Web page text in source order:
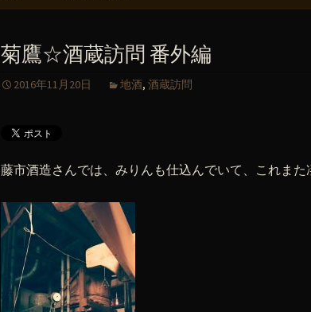
菊鷹☆酒蔵訪問 番外編
2016年11月20日 地酒, 酒蔵訪問
藤市酒造さんでは、みりんも仕込んでいて、これまた